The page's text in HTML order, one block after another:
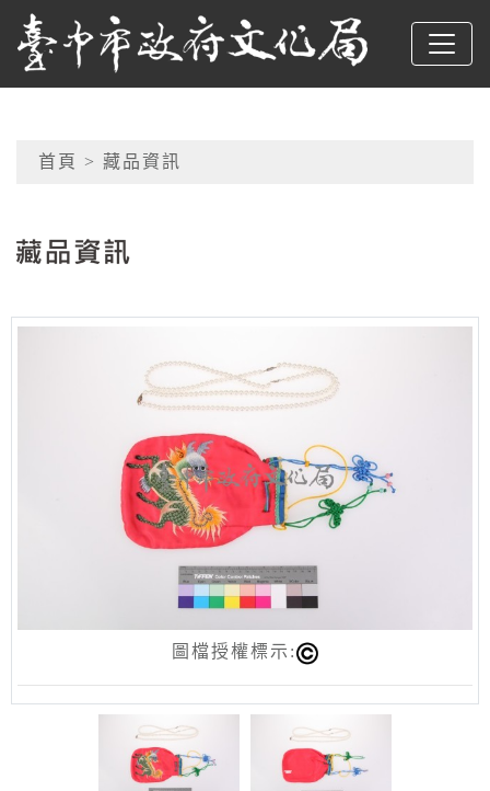
跳到主要內容
臺中市政府文化局
網頁導覽
首頁 > 藏品資訊
圖檔授權標示: